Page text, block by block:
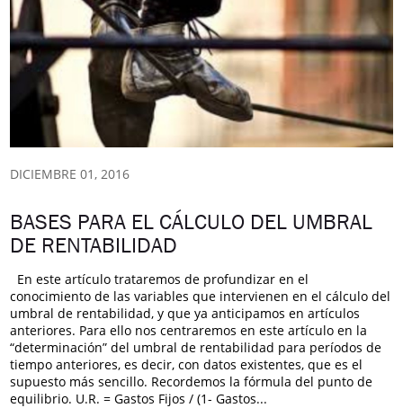
DICIEMBRE 01, 2016
BASES PARA EL CÁLCULO DEL UMBRAL
DE RENTABILIDAD
En este artículo trataremos de profundizar en el
conocimiento de las variables que intervienen en el cálculo del
umbral de rentabilidad, y que ya anticipamos en artículos
anteriores. Para ello nos centraremos en este artículo en la
“determinación” del umbral de rentabilidad para períodos de
tiempo anteriores, es decir, con datos existentes, que es el
supuesto más sencillo. Recordemos la fórmula del punto de
equilibrio. U.R. = Gastos Fijos / (1- Gastos...